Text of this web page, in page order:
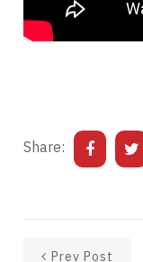
Share:
Prev Post